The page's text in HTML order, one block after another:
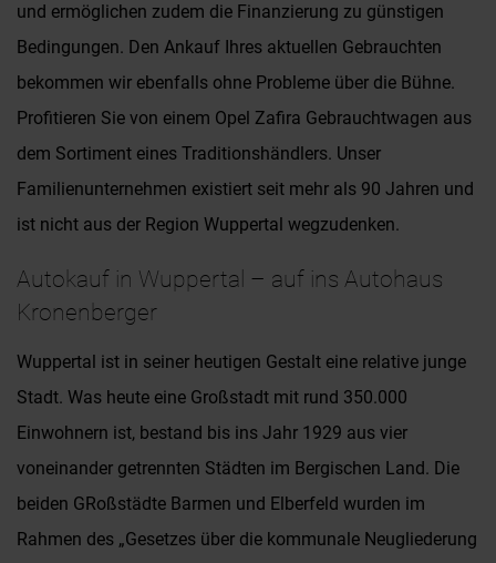
und ermöglichen zudem die Finanzierung zu günstigen
Bedingungen. Den Ankauf Ihres aktuellen Gebrauchten
bekommen wir ebenfalls ohne Probleme über die Bühne.
Profitieren Sie von einem Opel Zafira Gebrauchtwagen aus
dem Sortiment eines Traditionshändlers. Unser
Familienunternehmen existiert seit mehr als 90 Jahren und
ist nicht aus der Region Wuppertal wegzudenken.
Autokauf in Wuppertal – auf ins Autohaus
Kronenberger
Wuppertal ist in seiner heutigen Gestalt eine relative junge
Stadt. Was heute eine Großstadt mit rund 350.000
Einwohnern ist, bestand bis ins Jahr 1929 aus vier
voneinander getrennten Städten im Bergischen Land. Die
beiden GRoßstädte Barmen und Elberfeld wurden im
Rahmen des „Gesetzes über die kommunale Neugliederung